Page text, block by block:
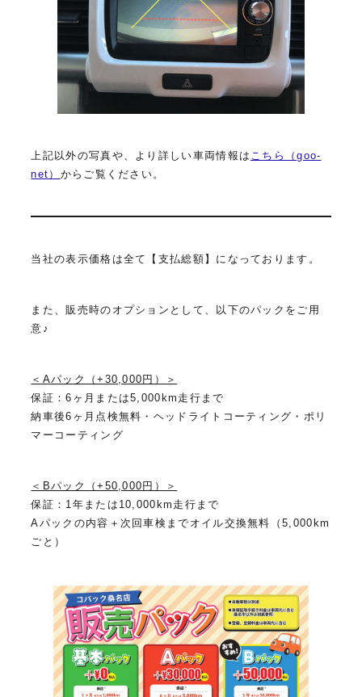
上記以外の写真や、より詳しい車両情報は こちら（goo-
net） からご覧ください。
当社の表示価格は全て【支払総額】になっております。
また、販売時のオプションとして、以下のパックをご用
意♪
＜Aパック（+30,000円）＞
保証：6ヶ月または5,000km走行まで
納車後6ヶ月点検無料・ヘッドライトコーティング・ポリ
マーコーティング
＜Bパック（+50,000円）＞
保証：1年または10,000km走行まで
Aパックの内容＋次回車検までオイル交換無料（5,000km
ごと）